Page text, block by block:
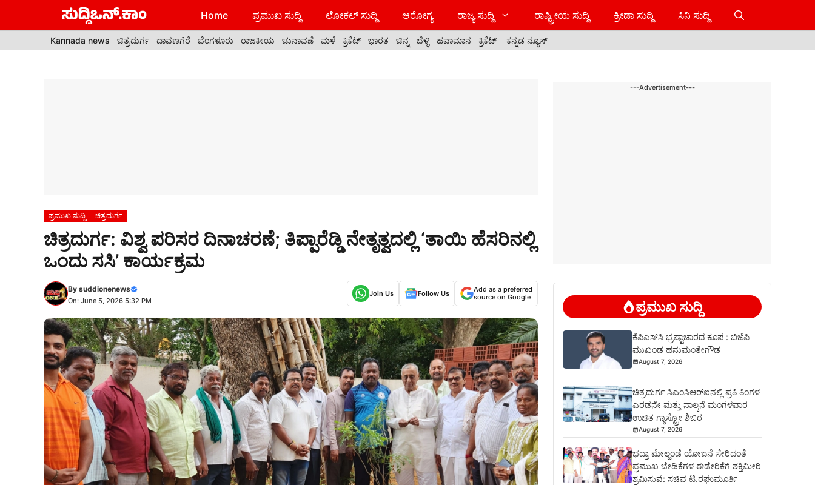
Home ಪ್ರಮುಖ ಸುದ್ದಿ ಲೋಕಲ್ ಸುದ್ದಿ ಆರೋಗ್ಯ ರಾಜ್ಯ ಸುದ್ದಿ ರಾಷ್ಟ್ರೀಯ ಸುದ್ದಿ ಕ್ರೀಡಾ ಸುದ್ದಿ ಸಿನಿ ಸುದ್ದಿ
Kannada news ಚಿತ್ರದುರ್ಗ ದಾವಣಗೆರೆ ಬೆಂಗಳೂರು ರಾಜಕೀಯ ಚುನಾವಣೆ ಮಳೆ ಕ್ರಿಕೆಟ್ ಭಾರತ ಚಿನ್ನ ಬೆಳ್ಳಿ ಹವಾಮಾನ ಕ್ರಿಕೆಟ್ ಕನ್ನಡ ನ್ಯೂಸ್
ಪ್ರಮುಖ ಸುದ್ದಿ ಚಿತ್ರದುರ್ಗ
​ಚಿತ್ರದುರ್ಗ: ವಿಶ್ವ ಪರಿಸರ ದಿನಾಚರಣೆ; ತಿಪ್ಪಾರೆಡ್ಡಿ ನೇತೃತ್ವದಲ್ಲಿ ‘ತಾಯಿ ಹೆಸರಿನಲ್ಲಿ
ಒಂದು ಸಸಿ’ ಕಾರ್ಯಕ್ರಮ
By suddionenews
On: June 5, 2026 5:32 PM
Join Us Follow Us
Add as a preferred
source on Google
---Advertisement---
ಪ್ರಮುಖ ಸುದ್ದಿ
ಕೆಪಿಎಸ್‍ಸಿ ಭ್ರಷ್ಟಾಚಾರದ ಕೂಪ : ಬಿಜೆಪಿ
ಮುಖಂಡ ಹನುಮಂತೇಗೌಡ
August 7, 2026
ಚಿತ್ರದುರ್ಗ ಸಿಎಂಸಿಆರ್‍ಐನಲ್ಲಿ ಪ್ರತಿ ತಿಂಗಳ
ಎರಡನೇ ಮತ್ತು ನಾಲ್ಕನೆ ಮಂಗಳವಾರ
ಉಚಿತ ಗ್ಯಾಸ್ಟ್ರೋ ಶಿಬಿರ
August 7, 2026
ಭದ್ರಾ ಮೇಲ್ದಂಡೆ ಯೋಜನೆ ಸೇರಿದಂತೆ
ಪ್ರಮುಖ ಬೇಡಿಕೆಗಳ ಈಡೇರಿಕೆಗೆ ಶಕ್ತಿಮೀರಿ
ಶ್ರಮಿಸುವೆ: ಸಚಿವ ಟಿ.ರಘುಮೂರ್ತಿ